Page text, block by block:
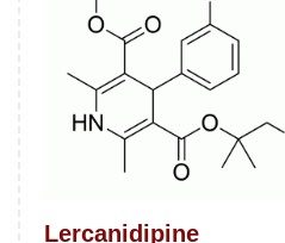
Lercanidipine
Impureté
Lercanidipine